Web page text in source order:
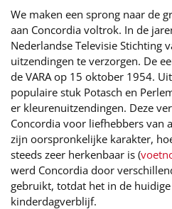
We maken een sprong naar de
aan Concordia voltrok. In de
Nederlandse Televisie Stichting
uitzendingen te verzorgen. De
de VARA op 15 oktober 1954.
populaire stuk Potasch en
er kleurenuitzendingen. Deze
Concordia voor liefhebbers van
zijn oorspronkelijke karakter,
steeds zeer herkenbaar is (
werd Concordia door
gebruikt, totdat het in de
kinderdagverblijf.